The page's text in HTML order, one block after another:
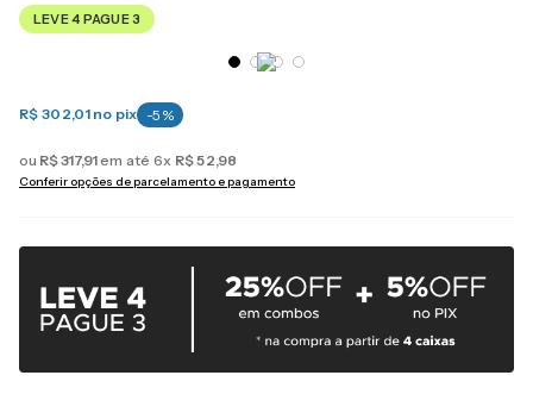
LEVE 4 PAGUE 3
R$ 302,01 no pix -5 %
ou R$317,91 em até 6x R$52,98
Conferir opções de parcelamento e pagamento